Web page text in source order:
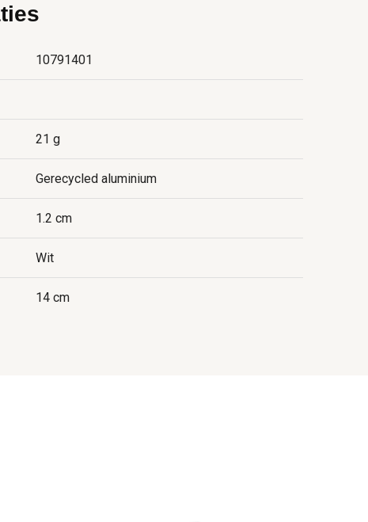
10791401
21 g
Gerecycled aluminium
1.2 cm
Wit
14 cm